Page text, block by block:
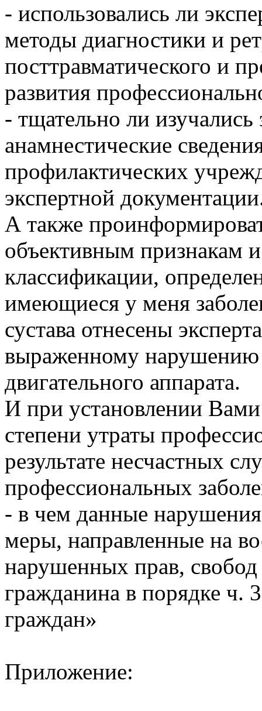
- использовались ли
методы диагностики и
посттравматического и
развития
- тщательно ли
анамнестические
профилактических
экспертной
А также
объективным признакам
классификации,
имеющиеся у меня
сустава отнесены
выраженному
двигательного аппарата.
И при установлении
степени утраты
результате несчастных
профессиональных
- в чем данные
меры, направленные на
нарушенных прав,
гражданина в порядке ч.
граждан»
Приложение: